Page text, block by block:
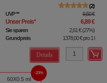
2
UVP** 9,50 €
Unser Preis* 6,89 €
Sie sparen 2,61 €(27%)
Grundpreis
1378,00 €pro 1 l
Details
60X0.5 ml
23%